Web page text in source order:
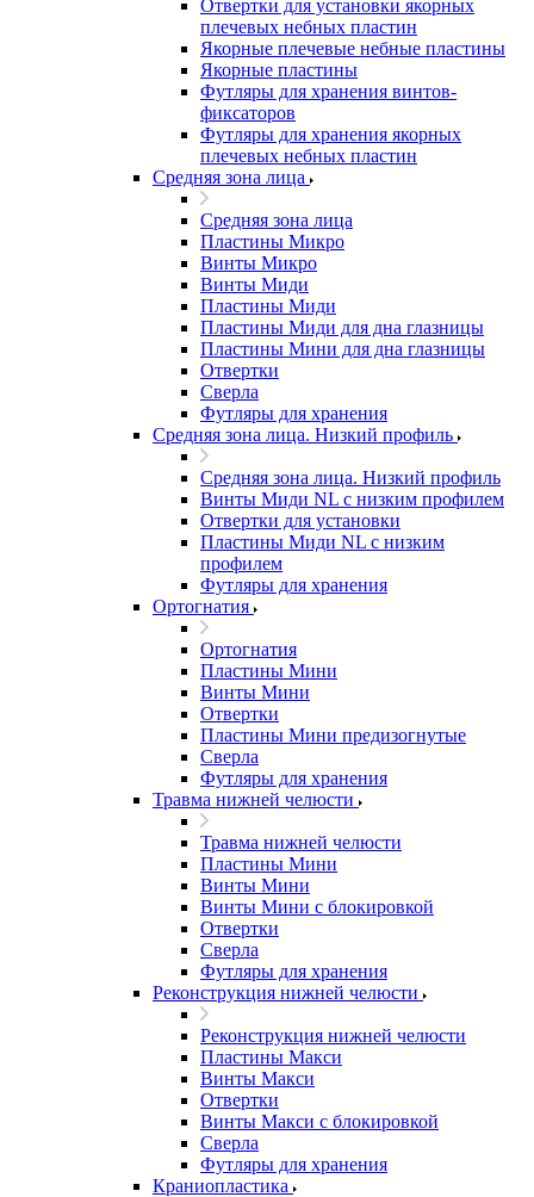
Отвертки для установки якорных
плечевых небных пластин
Якорные плечевые небные пластины
Якорные пластины
Футляры для хранения винтов-
фиксаторов
Футляры для хранения якорных
плечевых небных пластин
Средняя зона лица
Средняя зона лица
Пластины Микро
Винты Микро
Винты Миди
Пластины Миди
Пластины Миди для дна глазницы
Пластины Мини для дна глазницы
Отвертки
Сверла
Футляры для хранения
Средняя зона лица. Низкий профиль
Средняя зона лица. Низкий профиль
Винты Миди NL с низким профилем
Отвертки для установки
Пластины Миди NL с низким
профилем
Футляры для хранения
Ортогнатия
Ортогнатия
Пластины Мини
Винты Мини
Отвертки
Пластины Мини предизогнутые
Сверла
Футляры для хранения
Травма нижней челюсти
Травма нижней челюсти
Пластины Мини
Винты Мини
Винты Мини с блокировкой
Отвертки
Сверла
Футляры для хранения
Реконструкция нижней челюсти
Реконструкция нижней челюсти
Пластины Макси
Винты Макси
Отвертки
Винты Макси с блокировкой
Сверла
Футляры для хранения
Краниопластика